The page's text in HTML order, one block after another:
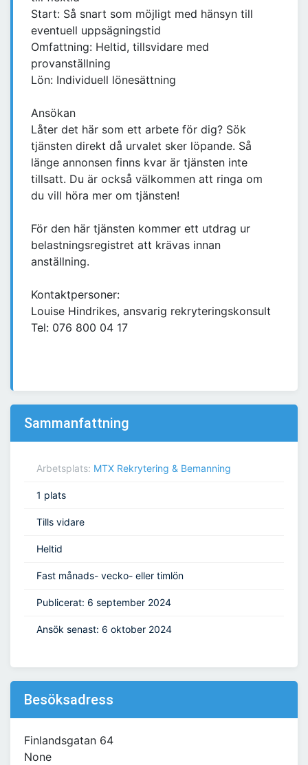
Start: Så snart som möjligt med hänsyn till
eventuell uppsägningstid
Omfattning: Heltid, tillsvidare med
provanställning
Lön: Individuell lönesättning
Ansökan
Låter det här som ett arbete för dig? Sök
tjänsten direkt då urvalet sker löpande. Så
länge annonsen finns kvar är tjänsten inte
tillsatt. Du är också välkommen att ringa om
du vill höra mer om tjänsten!
För den här tjänsten kommer ett utdrag ur
belastningsregistret att krävas innan
anställning.
Kontaktpersoner:
Louise Hindrikes, ansvarig rekryteringskonsult
Tel: 076 800 04 17
Sammanfattning
Arbetsplats: MTX Rekrytering & Bemanning
1 plats
Tills vidare
Heltid
Fast månads- vecko- eller timlön
Publicerat: 6 september 2024
Ansök senast: 6 oktober 2024
Besöksadress
Finlandsgatan 64
None